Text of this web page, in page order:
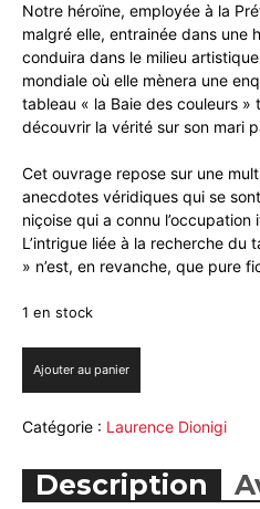
Notre héroïne, employée à la
malgré elle, entrainée dans une
conduira dans le milieu
mondiale où elle mènera une
tableau « la Baie des couleurs »
découvrir la vérité sur son mari
Cet ouvrage repose sur une
anecdotes véridiques qui se
niçoise qui a connu l’occupation
L’intrigue liée à la recherche du
» n’est, en revanche, que pure
1 en stock
légende
la
baie
Ajouter au panier
Catégorie : Laurence Dionigi
Description